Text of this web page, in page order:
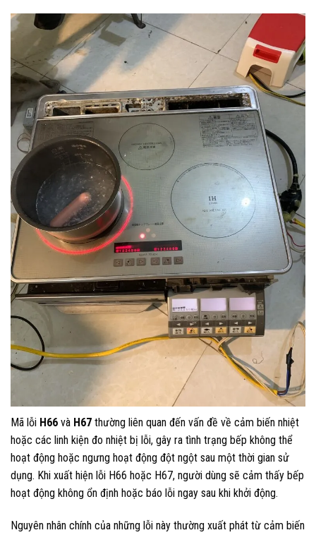
Mã lỗi H66 và H67 thường liên quan đến vấn đề về cảm biến nhiệt
hoặc các linh kiện đo nhiệt bị lỗi, gây ra tình trạng bếp không thể
hoạt động hoặc ngưng hoạt động đột ngột sau một thời gian sử
dụng. Khi xuất hiện lỗi H66 hoặc H67, người dùng sẽ cảm thấy bếp
hoạt động không ổn định hoặc báo lỗi ngay sau khi khởi động.
Nguyên nhân chính của những lỗi này thường xuất phát từ cảm biến